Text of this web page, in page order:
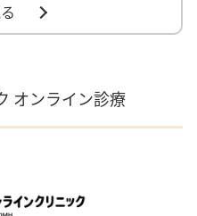
オンライン診療